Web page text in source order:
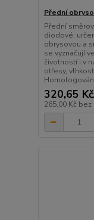
Přední
Přední
diodové,
obrysovou a
se vyznačují
životností i v
otřesy,
320,65 Kč
265,00 Kč bez